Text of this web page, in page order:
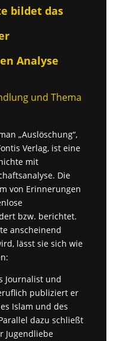
bildet das
Analyse
und Thema
„Auslöschung“,
Verlag, ist eine
mit
Die
von Erinnerungen
bzw. berichtet.
anscheinend
lässt sie sich wie
Journalist und
publiziert er
Islam und des
lel dazu schließt
Jugendliebe